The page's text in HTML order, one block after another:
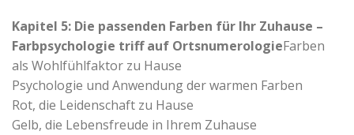
Kapitel 5: Die passenden Farben für Ihr Zuhause –
Farbpsychologie triff auf OrtsnumerologieFarben
als Wohlfühlfaktor zu Hause
Psychologie und Anwendung der warmen Farben
Rot, die Leidenschaft zu Hause
Gelb, die Lebensfreude in Ihrem Zuhause